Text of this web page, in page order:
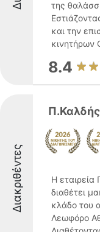
της
και την
κινητήρων
8.4
Διακριθέντες
Η
διαθέτει
κλάδο του
Λεωφόρο